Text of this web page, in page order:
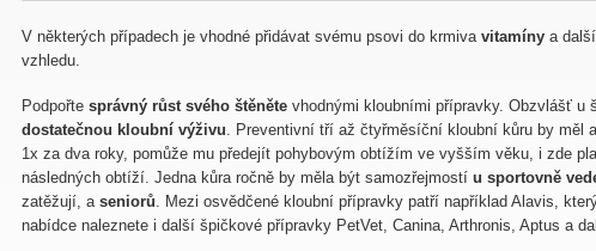
V některých případech je vhodné přidávat svému psovi do krmivavitamíny a
vzhledu.
Podpořtesprávný růst svého štěněte vhodnými kloubními přípravky. Obzvlášť u
dostatečnou kloubní výživu. Preventivní tří až čtyřměsíční kloubní kůru by měl
1x za dva roky, pomůže mu předejít pohybovým obtížím ve vyšším věku, i zde
následných obtíží. Jedna kůra ročně by měla být samozřejmostíu sportovně
zatěžují, aseniorů. Mezi osvědčené kloubní přípravky patří například Alavis,
nabídce naleznete i další špičkové přípravky PetVet, Canina, Arthronis, Aptus a